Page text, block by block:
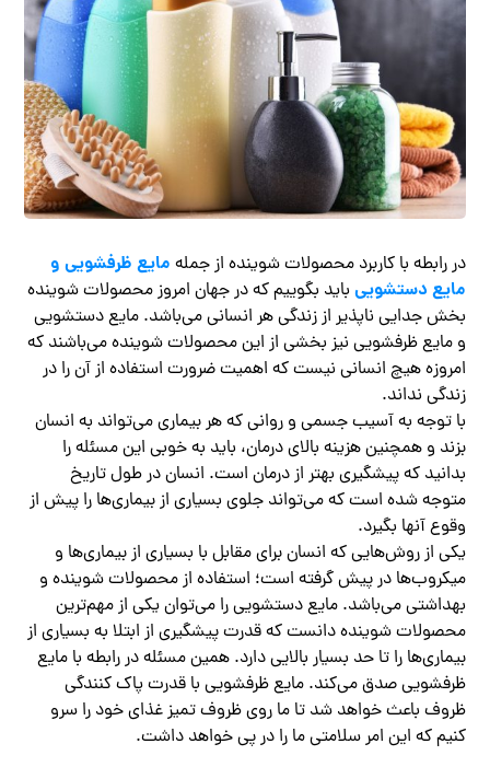
در رابطه با کاربرد محصولات شوینده از جمله مایع ظرفشویی و
مایع دستشویی باید بگوییم که در جهان امروز محصولات شوینده
بخش جدایی‌ ناپذیر از زندگی هر انسانی می‌باشد. مایع دستشویی
و مایع ظرفشویی نیز بخشی از این محصولات شوینده می‌باشند که
امروزه هیچ انسانی نیست که اهمیت ضرورت استفاده از آن را در
زندگی نداند.
با توجه به آسیب جسمی و روانی که هر بیماری می‌تواند به انسان
بزند و همچنین هزینه بالای درمان، باید به خوبی این مسئله را
بدانید که پیشگیری بهتر از درمان است. انسان در طول تاریخ
متوجه شده است که می‌تواند جلوی بسیاری از بیماری‌ها را پیش از
وقوع آنها بگیرد.
یکی از روش‌هایی که انسان برای مقابل با بسیاری از بیماری‌ها و
میکروب‌ها در پیش گرفته است؛ استفاده از محصولات شوینده و
بهداشتی می‌باشد. مایع دستشویی را می‌توان یکی از مهم‌ترین
محصولات شوینده دانست که قدرت پیشگیری از ابتلا به بسیاری از
بیماری‌ها را تا حد بسیار بالایی دارد. همین مسئله در رابطه با مایع
ظرفشویی صدق می‌کند. مایع ظرفشویی با قدرت پاک کنندگی
ظروف باعث خواهد شد تا ما روی ظروف تمیز غذای خود را سرو
کنیم که این امر سلامتی ما را در پی خواهد داشت.